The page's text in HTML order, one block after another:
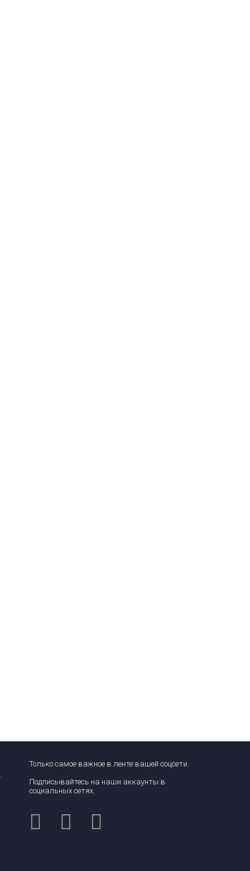
Только самое важное в ленте вашей соцсети.
Подписывайтесь на наши аккаунты в
социальных сетях.